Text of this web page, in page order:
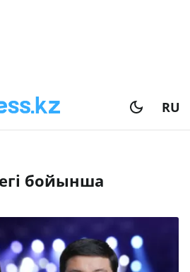
RU
бойынша